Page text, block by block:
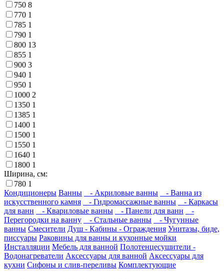
750 8
770 1
785 1
790 1
800 13
855 1
900 3
940 1
950 1
1000 2
1350 1
1385 1
1400 1
1500 1
1550 1
1640 1
1800 1
Ширина, см:
780 1
Кондиционеры Ванны - Акриловые ванны
- Ванна из
искусственного камня
- Гидромассажные ванны
- Каркасы
для ванн
- Квариловые ванны - Панели для ванн
-
Перегородки на ванну
- Стальные ванны
- Чугунные
ванны Смесители Душ - Кабины - Ограждения Унитазы, биде,
писсуары Раковины для ванны и кухонные мойки
Инсталляции Мебель для ванной Полотенцесушители -
Водонагреватели Аксессуары для ванной Аксессуары для
кухни Сифоны и слив-переливы Комплектующие